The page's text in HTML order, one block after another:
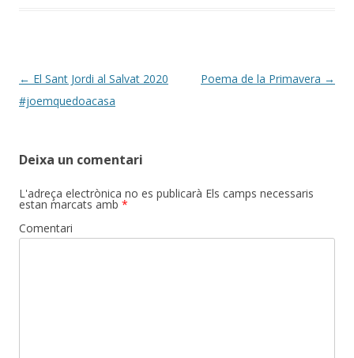
Post
navigation
← El Sant Jordi al Salvat 2020
#joemquedoacasa
Poema de la Primavera →
Deixa un comentari
L'adreça electrònica no es publicarà Els camps necessaris
estan marcats amb *
Comentari